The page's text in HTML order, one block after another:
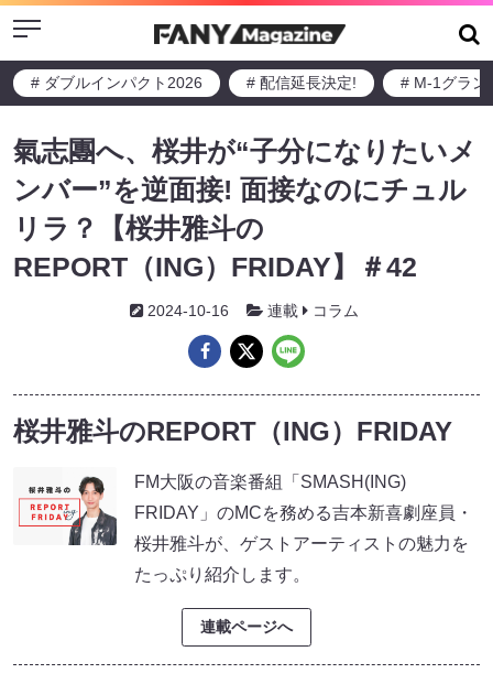
Menu
# ダブルインパクト2026 # 配信延長決定! # M-1グラン
氣志團へ、桜井が“子分になりたいメ
ンバー”を逆面接! 面接なのにチュル
リラ？【桜井雅斗の
REPORT（ING）FRIDAY】＃42
2024-10-16 連載 コラム
桜井雅斗のREPORT（ING）FRIDAY
FM大阪の音楽番組「SMASH(ING)
FRIDAY」のMCを務める吉本新喜劇座員・
桜井雅斗が、ゲストアーティストの魅力を
たっぷり紹介します。
連載ページへ